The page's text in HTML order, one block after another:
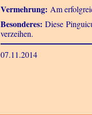
Vermehrung: Am
Besonderes: Diese
verzeihen.
07.11.2014